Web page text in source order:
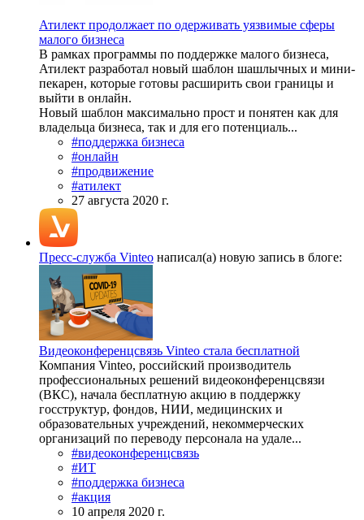
Атилект продолжает по одерживать уязвимые сферы
малого бизнеса
В рамках программы по поддержке малого бизнеса,
Атилект разработал новый шаблон шашлычных и мини-
пекарен, которые готовы расширить свои границы и
выйти в онлайн.
Новый шаблон максимально прост и понятен как для
владельца бизнеса, так и для его потенциаль...
#поддержка бизнеса
#онлайн
#продвижение
#атилект
27 августа 2020 г.
Пресс-служба Vinteo написал(а) новую запись в блоге:
Видеоконференцсвязь Vinteo стала бесплатной
Компания Vinteo, российский производитель
профессиональных решений видеоконференцсвязи
(ВКС), начала бесплатную акцию в поддержку
госструктур, фондов, НИИ, медицинских и
образовательных учреждений, некоммерческих
организаций по переводу персонала на удале...
#видеоконференцсвязь
#ИТ
#поддержка бизнеса
#акция
10 апреля 2020 г.